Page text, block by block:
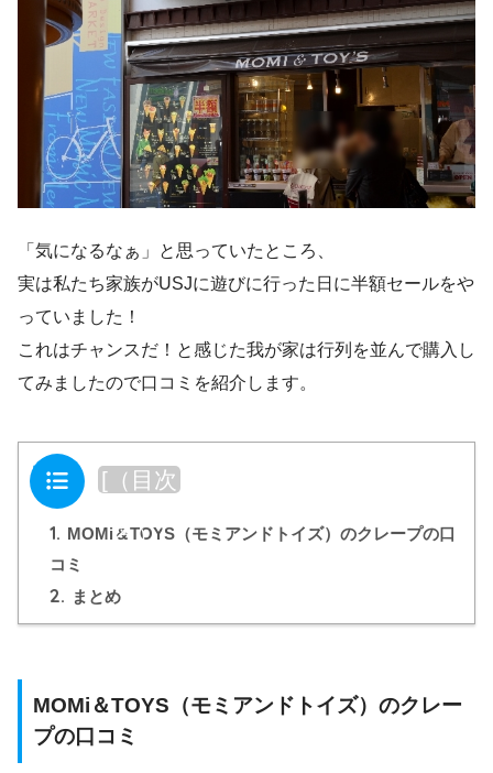
「気になるなぁ」と思っていたところ、
実は私たち家族がUSJに遊びに行った日に半額セールをや
っていました！
これはチャンスだ！と感じた我が家は行列を並んで購入し
てみましたので口コミを紹介します。
目次 [ （目次
る）]
1. MOMi＆TOYS（モミアンドトイズ）のクレープの口
コミ
2. まとめ
MOMi＆TOYS（モミアンドトイズ）のクレー
プの口コミ